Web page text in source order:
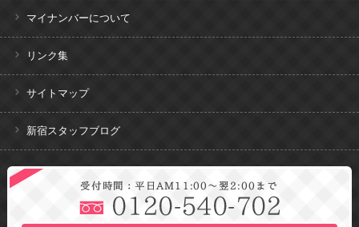
マイナンバーについて
リンク集
サイトマップ
新宿スタッフブログ